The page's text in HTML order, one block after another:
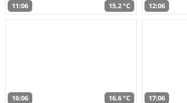
11:06 15,2 °C 12:06
16:06 16,6 °C 17:06